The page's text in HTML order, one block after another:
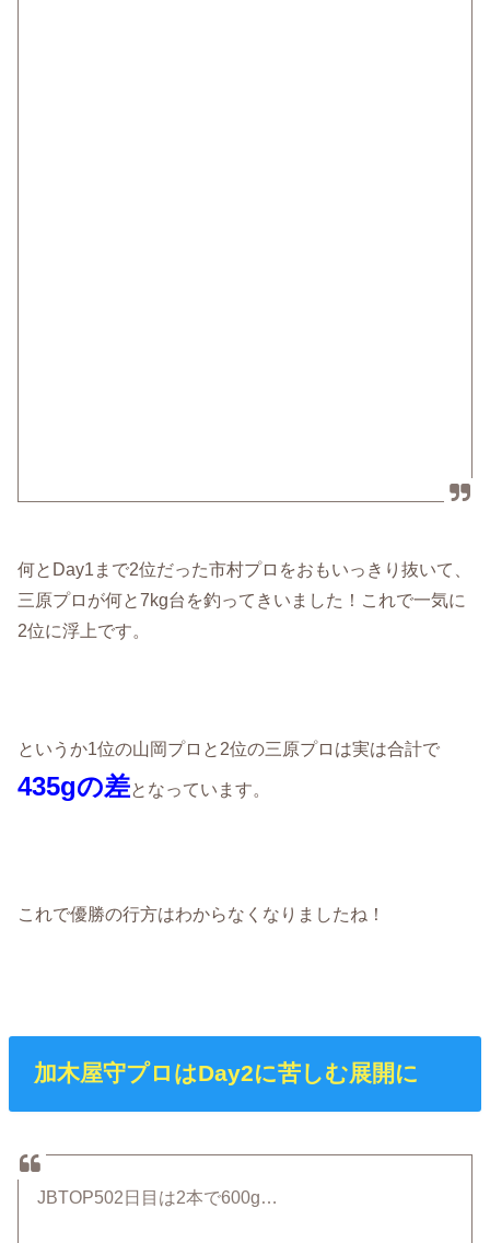
何とDay1まで2位だった市村プロをおもいっきり抜いて、
三原プロが何と7kg台を釣ってきいました！これで一気に
2位に浮上です。
というか1位の山岡プロと2位の三原プロは実は合計で
435gの差となっています。
これで優勝の行方はわからなくなりましたね！
加木屋守プロはDay2に苦しむ展開に
JBTOP502日目は2本で600g…